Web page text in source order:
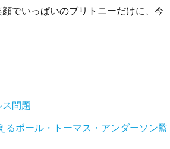
でいっぱいのブリトニーだけに、今
問題
るポール・トーマス・アンダーソン監